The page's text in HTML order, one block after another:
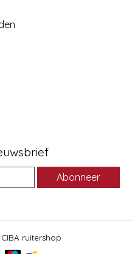
Abonneer
ruitershop